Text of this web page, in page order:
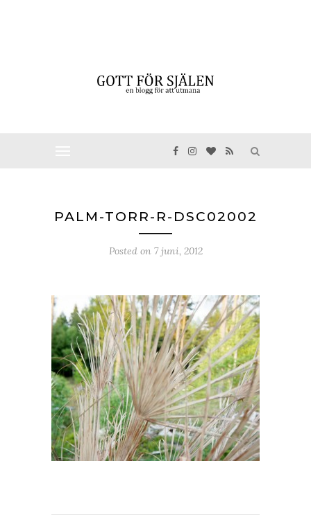
PALM-TORR-R-DSC02002
Posted on 7 juni, 2012